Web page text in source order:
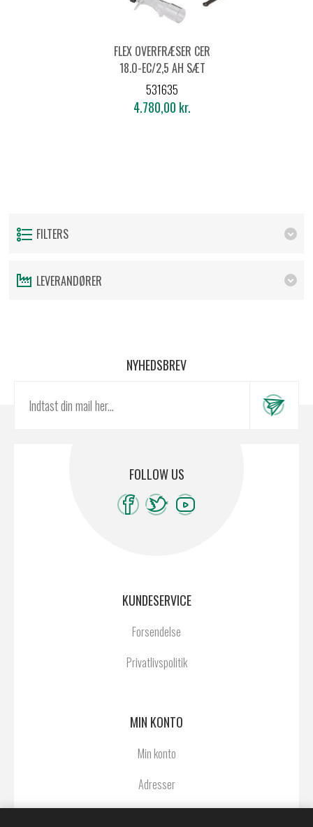
FLEX OVERFRÆSER CER
18.0-EC/2,5 AH SÆT
531635
4.780,00 kr.
FILTERS
LEVERANDØRER
NYHEDSBREV
FOLLOW US
KUNDESERVICE
Forsendelse
Privatlivspolitik
MIN KONTO
Min konto
Adresser